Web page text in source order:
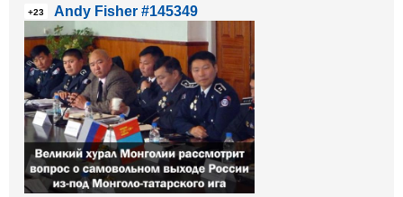
+23 Andy Fisher #145349